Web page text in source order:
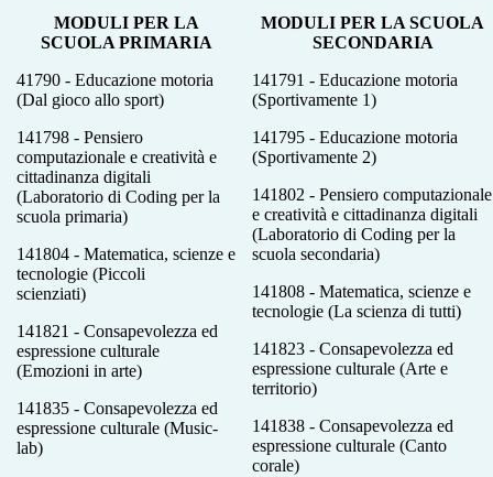
MODULI PER LA
SCUOLA PRIMARIA
MODULI PER LA SCUOLA
SECONDARIA
41790 - Educazione motoria
(Dal gioco allo sport)
141798 - Pensiero
computazionale e creatività e
cittadinanza digitali
(Laboratorio di Coding per la
scuola primaria)
141804 - Matematica, scienze e
tecnologie (Piccoli
scienziati)
141821 - Consapevolezza ed
espressione culturale
(Emozioni in arte)
141835 - Consapevolezza ed
espressione culturale (Music-
lab)
141791 - Educazione motoria
(Sportivamente 1)
141795 - Educazione motoria
(Sportivamente 2)
141802 - Pensiero computazionale
e creatività e cittadinanza digitali
(Laboratorio di Coding per la
scuola secondaria)
141808 - Matematica, scienze e
tecnologie (La scienza di tutti)
141823 - Consapevolezza ed
espressione culturale (Arte e
territorio)
141838 - Consapevolezza ed
espressione culturale (Canto
corale)